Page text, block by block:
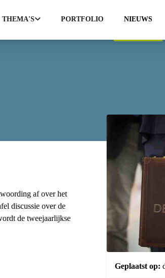
THEMA'S PORTFOLIO NIEUWS
af over het
discussie over de
de tweejaarlijkse
Geplaatst op: